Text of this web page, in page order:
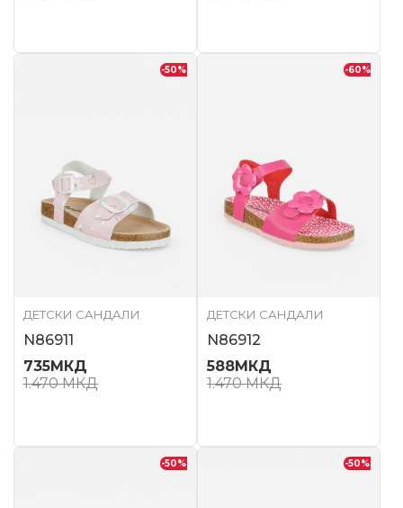
-50%
ДЕТСКИ САНДАЛИ
N86911
735МКД
1.470МКД
-60%
ДЕТСКИ САНДАЛИ
N86912
588МКД
1.470МКД
-50% -50%